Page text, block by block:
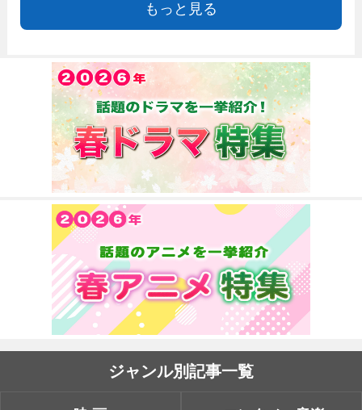
もっと見る
ジャンル別記事一覧